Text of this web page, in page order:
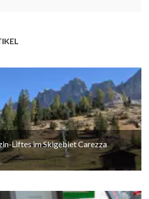
Liftes im Skigebiet Carezza